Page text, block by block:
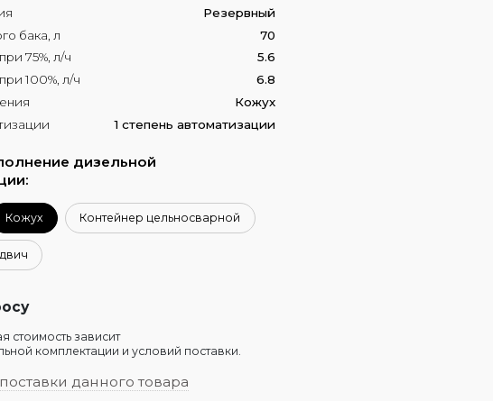
Резервный
бака, л
70
75%, л/ч
5.6
100%, л/ч
6.8
Кожух
1 степень автоматизации
дизельной
Кожух Контейнер цельносварной
стоимость зависит
комплектации и условий поставки.
данного товара